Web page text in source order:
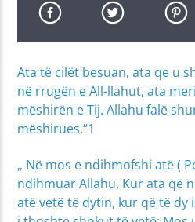
Ata të cilët besuan, ata qe u
në rrugën e All-llahut, ata
mëshirën e Tij. Allahu falë
mëshirues.“1
„ Në mos e ndihmofshi atë (
ndihmuar Allahu. Kur ata që
atë vetë të dytin, kur që të dy